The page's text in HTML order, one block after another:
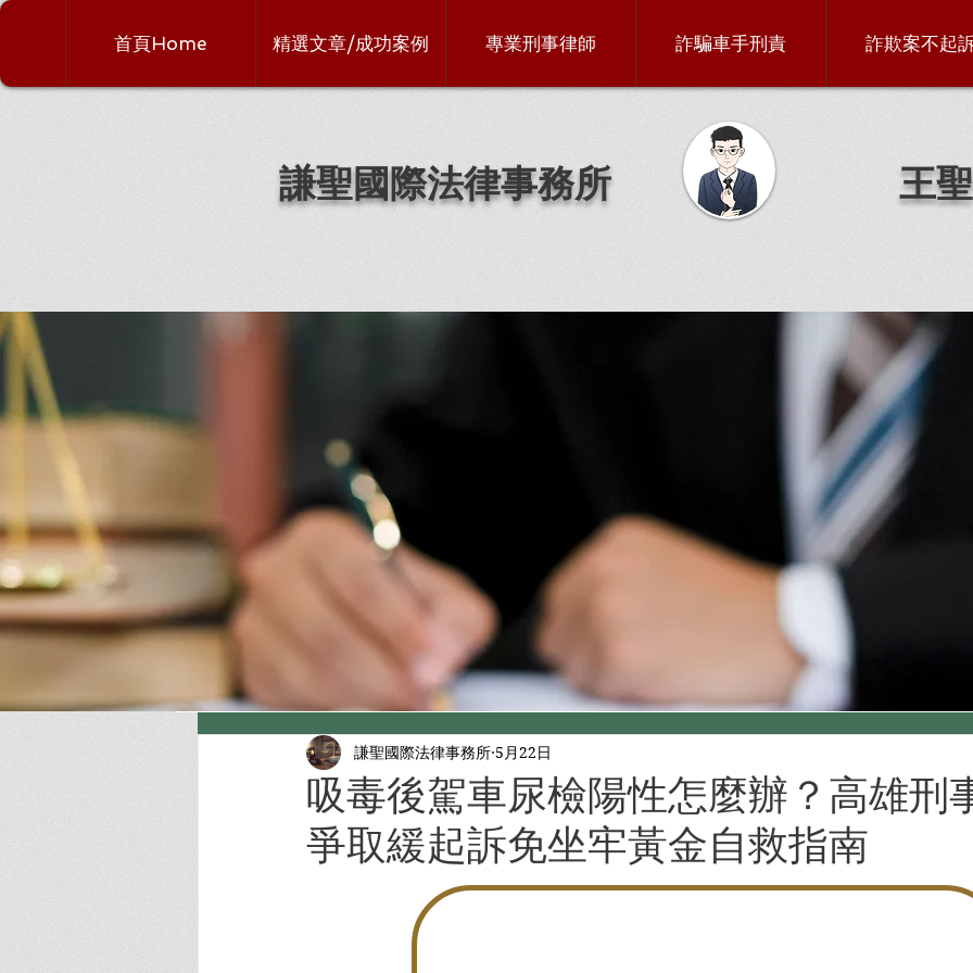
首頁Home 精選文章/成功案例 專業刑事律師 詐騙車手刑責 詐欺案不起
謙聖國際法律事務所 王
吸毒後駕車尿檢陽性怎麼辦？高雄刑
爭取緩起訴免坐牢黃金自救指南
謙聖國際法律事務所 5月22日